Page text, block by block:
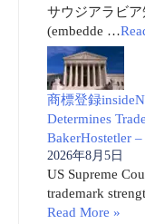
サウジアラビ
(embedde …
商標登録
Determines
BakerHostetler –
2026年8月5日
US Supreme
trademark
Read More »